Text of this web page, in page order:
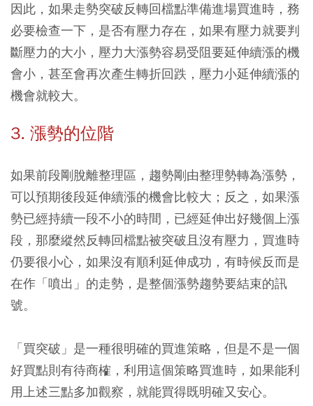
因此，如果走勢突破反轉回檔點準備進場買進時，務
必要檢查一下，是否有壓力存在，如果有壓力就要判
斷壓力的大小，壓力大漲勢容易受阻要延伸續漲的機
會小，甚至會再次產生轉折回跌，壓力小延伸續漲的
機會就較大。
3. 漲勢的位階
如果前段剛脫離整理區，趨勢剛由整理勢轉為漲勢，
可以預期後段延伸續漲的機會比較大；反之，如果漲
勢已經持續一段不小的時間，已經延伸出好幾個上漲
段，那麼縱然反轉回檔點被突破且沒有壓力，買進時
仍要很小心，如果沒有順利延伸成功，有時候反而是
在作「噴出」的走勢，是整個漲勢趨勢要結束的訊
號。
「買突破」是一種很明確的買進策略，但是不是一個
好買點則有待商榷，利用這個策略買進時，如果能利
用上述三點多加觀察，就能買得既明確又安心。